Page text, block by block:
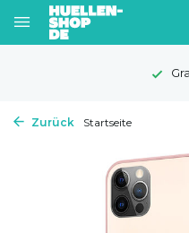
Zurück Startseite